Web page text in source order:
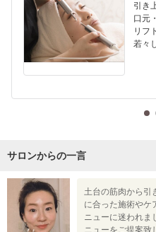
引き
口元
リフ
若々
サロンからの一言
土台の筋肉から引
に合った施術やケ
ニューに迷われま
ニューをご提案